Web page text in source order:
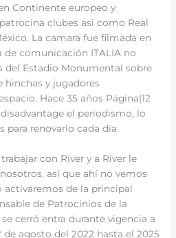
Continente europeo y
clubes asi como Real
La camara fue filmada en
de comunicación ITALIA no
del Estadio Monumental sobre
hinchas y jugadores
Hace 35 años Página|12
el periodismo, lo
para renovarlo cada día.
con River y a River le
así que ahí no vemos
de la principal
de Patrocinios de la
cerró entra durante vigencia a
de agosto del 2022 hasta el 2025